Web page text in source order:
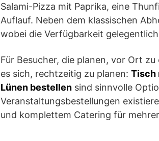
Salami-Pizza mit Paprika, eine
Auflauf. Neben dem klassischen
wobei die Verfügbarkeit
Für Besucher, die planen, vor Ort
es sich, rechtzeitig zu planen: Tisch
Lünen bestellen sind sinnvolle
Veranstaltungsbestellungen
und komplettem Catering für